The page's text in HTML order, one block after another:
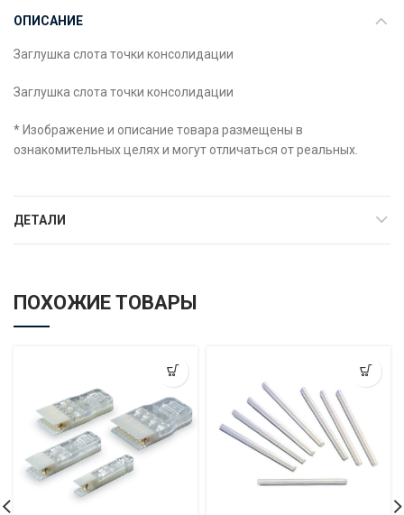
ОПИСАНИЕ
Заглушка слота точки консолидации
Заглушка слота точки консолидации
* Изображение и описание товара размещены в
ознакомительных целях и могут отличаться от реальных.
ДЕТАЛИ
ПОХОЖИЕ ТОВАРЫ